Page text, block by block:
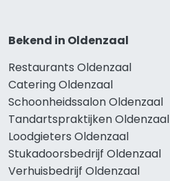
Bekend in Oldenzaal
Restaurants Oldenzaal
Catering Oldenzaal
Schoonheidssalon Oldenzaal
Tandartspraktijken Oldenzaal
Loodgieters Oldenzaal
Stukadoorsbedrijf Oldenzaal
Verhuisbedrijf Oldenzaal